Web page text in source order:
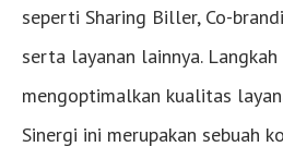
seperti Sharing Biller, Co-
serta layanan lainnya.
mengoptimalkan kualitas
Sinergi ini merupakan sebuah